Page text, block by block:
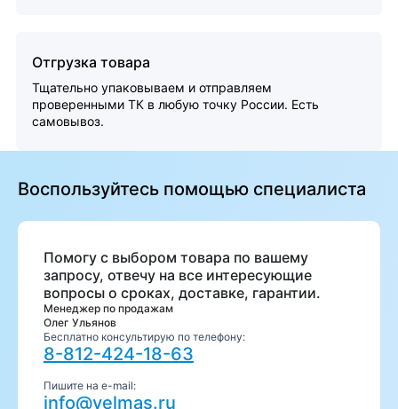
Отгрузка товара
Тщательно упаковываем и отправляем
проверенными ТК в любую точку России. Есть
самовывоз.
Воспользуйтесь помощью специалиста
Помогу с выбором товара по вашему
запросу, отвечу на все интересующие
вопросы о сроках, доставке, гарантии.
Менеджер по продажам
Олег Ульянов
Бесплатно консультирую по телефону:
8-812-424-18-63
Пишите на e-mail:
info@velmas.ru